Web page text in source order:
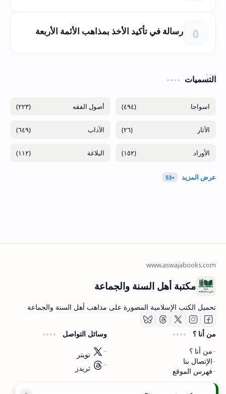
رسالة في تأكيد الأخذ بمذاهب الأئمة الأربعة
التسميات
(٤٩٤) (٢٢٣)
(٢٦) (٦٤٩)
(١٥٢) (١١٢)
مكتبة أهل السنة والجماعة
تحميل الكتب الإسلامية المصورة على مذاهب أهل السنة والجماعة
من أنا ؟
من أنا ؟
الإتصال بنا
فهرس الموقع
وسائل التواصل
تويتر
ثريدز